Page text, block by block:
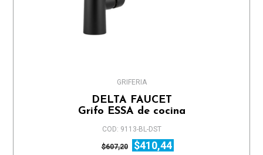
GRIFERIA
DELTA FAUCET
Grifo ESSA de cocina
COD: 9113-BL-DST
$607,20 $410,44